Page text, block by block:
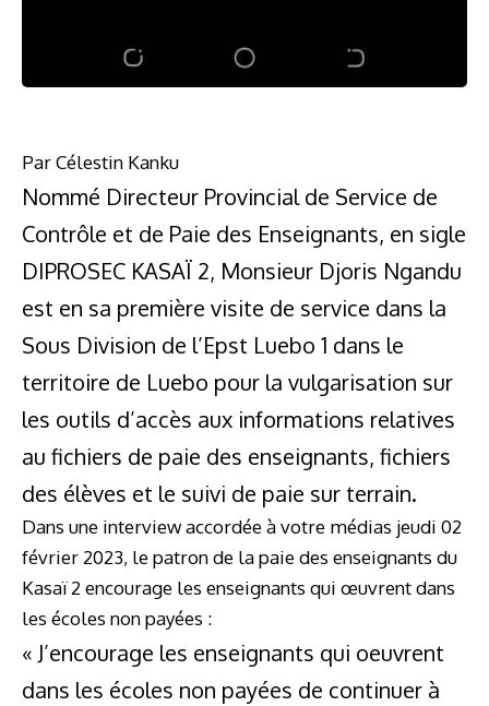
Par Célestin Kanku
Nommé Directeur Provincial de Service de
Contrôle et de Paie des Enseignants, en sigle
DIPROSEC KASAÏ 2, Monsieur Djoris Ngandu
est en sa première visite de service dans la
Sous Division de l’Epst Luebo 1 dans le
territoire de Luebo pour la vulgarisation sur
les outils d’accès aux informations relatives
au fichiers de paie des enseignants, fichiers
des élèves et le suivi de paie sur terrain.
Dans une interview accordée à votre médias jeudi 02
février 2023, le patron de la paie des enseignants du
Kasaï 2 encourage les enseignants qui œuvrent dans
les écoles non payées :
« J’encourage les enseignants qui oeuvrent
dans les écoles non payées de continuer à